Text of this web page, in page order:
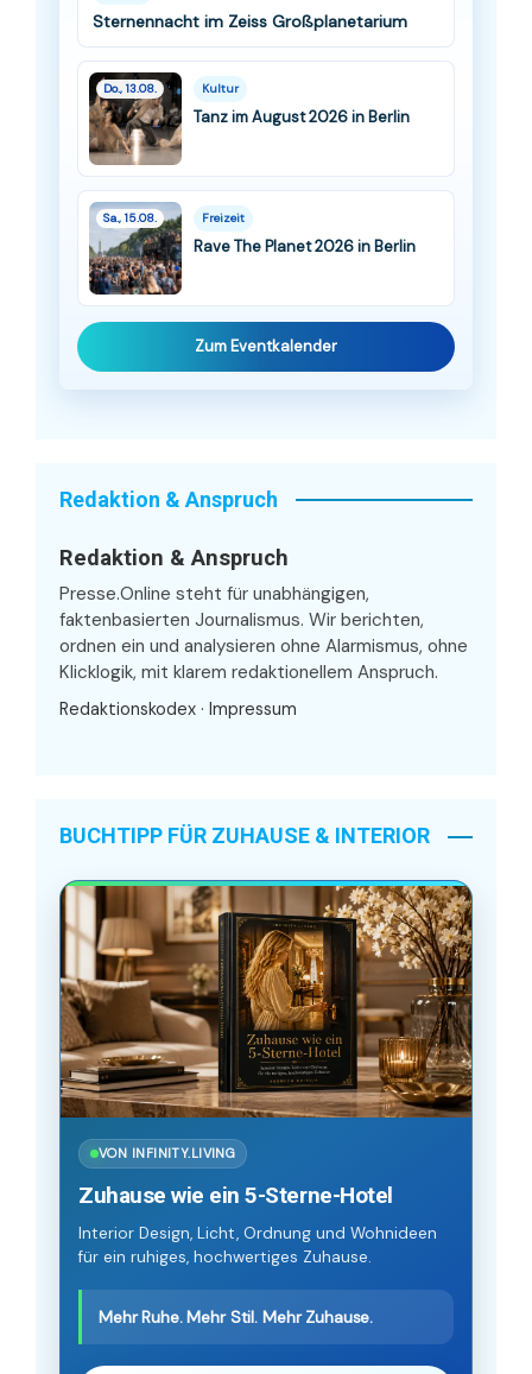
Sternennacht im Zeiss Großplanetarium
Do., 13.08. Kultur
Tanz im August 2026 in Berlin
Sa., 15.08. Freizeit
Rave The Planet 2026 in Berlin
Zum Eventkalender
Redaktion & Anspruch
Redaktion & Anspruch
Presse.Online steht für unabhängigen,
faktenbasierten Journalismus. Wir berichten,
ordnen ein und analysieren ohne Alarmismus, ohne
Klicklogik, mit klarem redaktionellem Anspruch.
Redaktionskodex · Impressum
BUCHTIPP FÜR ZUHAUSE & INTERIOR
VON INFINITY.LIVING
Zuhause wie ein 5-Sterne-Hotel
Interior Design, Licht, Ordnung und Wohnideen
für ein ruhiges, hochwertiges Zuhause.
Mehr Ruhe. Mehr Stil. Mehr Zuhause.